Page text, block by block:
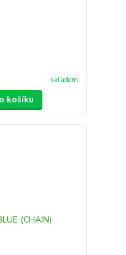
skladem
košíku